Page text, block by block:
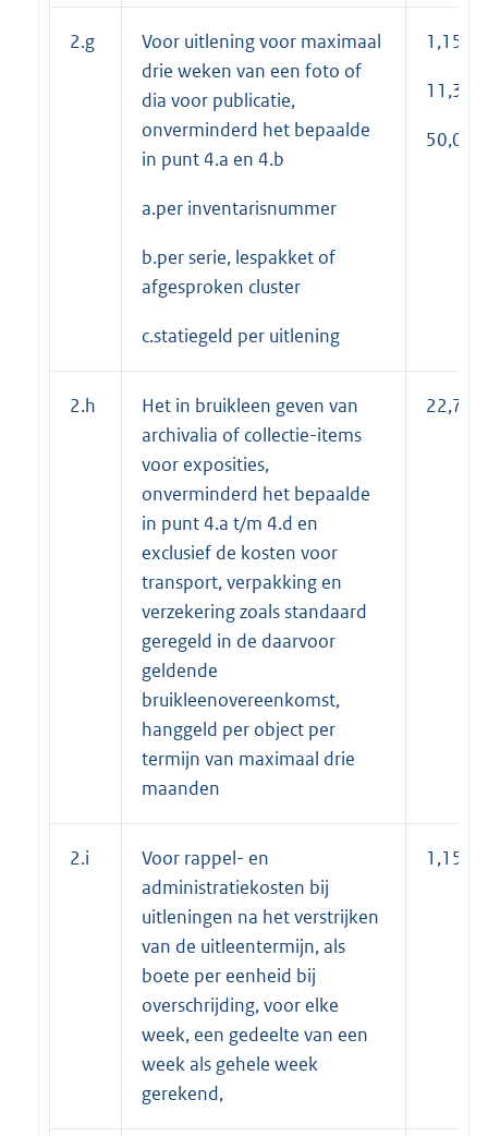
2.g
Voor uitlening voor maximaal
drie weken van een foto of
dia voor publicatie,
onverminderd het bepaalde
in punt 4.a en 4.b
a.per inventarisnummer
b.per serie, lespakket of
afgesproken cluster
c.statiegeld per uitlening
1,15
11,30
50,00
2.h
Het in bruikleen geven van
archivalia of collectie-items
voor exposities,
onverminderd het bepaalde
in punt 4.a t/m 4.d en
exclusief de kosten voor
transport, verpakking en
verzekering zoals standaard
geregeld in de daarvoor
geldende
bruikleenovereenkomst,
hanggeld per object per
termijn van maximaal drie
maanden
22,70
2.i
Voor rappel- en
administratiekosten bij
uitleningen na het verstrijken
van de uitleentermijn, als
boete per eenheid bij
overschrijding, voor elke
week, een gedeelte van een
week als gehele week
gerekend,
1,15